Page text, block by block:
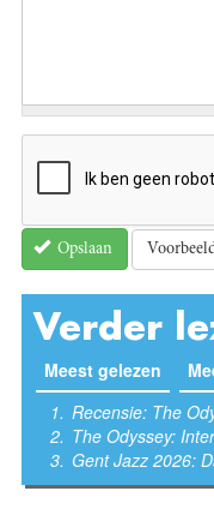
Opslaan
Verder
Meest gelezen
Recensie: The
The Odyssey:
Gent Jazz 2026: